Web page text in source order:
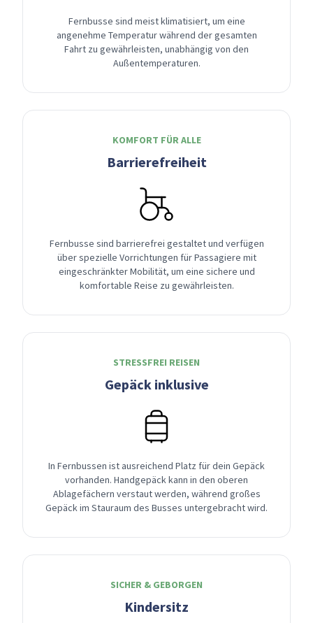
Fernbusse sind meist klimatisiert, um eine
angenehme Temperatur während der gesamten
Fahrt zu gewährleisten, unabhängig von den
Außentemperaturen.
KOMFORT FÜR ALLE
Barrierefreiheit
Fernbusse sind barrierefrei gestaltet und verfügen
über spezielle Vorrichtungen für Passagiere mit
eingeschränkter Mobilität, um eine sichere und
komfortable Reise zu gewährleisten.
STRESSFREI REISEN
Gepäck inklusive
In Fernbussen ist ausreichend Platz für dein Gepäck
vorhanden. Handgepäck kann in den oberen
Ablagefächern verstaut werden, während großes
Gepäck im Stauraum des Busses untergebracht wird.
SICHER & GEBORGEN
Kindersitz